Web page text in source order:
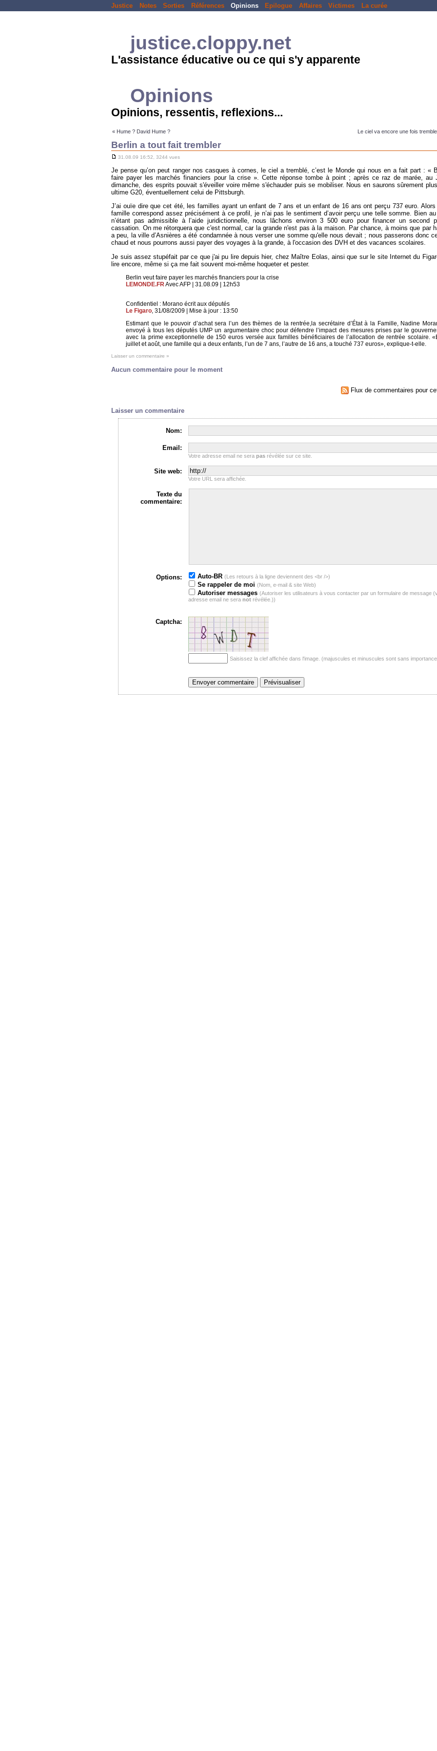
Justice Notes Sorties Références Opinions Epilogue Affaires Victimes La curée
justice.cloppy.net
L'assistance éducative ou ce qui s'y apparente
Opinions
Opinions, ressentis, reflexions...
« Hume ? David Hume ? Le ciel va encore une fois
Berlin a tout fait trembler
31.08.09 16:52, 3244 vues
Je pense qu’on peut ranger nos casques à cornes, le ciel a tremblé, c’est le Monde qui nous en a fait part : «
faire payer les marchés financiers pour la crise ». Cette réponse tombe à point ; après ce raz de marée, au
dimanche, des esprits pouvait s'éveiller voire même s'échauder puis se mobiliser. Nous en saurons sûrement
ultime G20, éventuellement celui de Pittsburgh.
J’ai ouïe dire que cet été, les familles ayant un enfant de 7 ans et un enfant de 16 ans ont perçu 737 euro. Alors
famille correspond assez précisément à ce profil, je n’ai pas le sentiment d’avoir perçu une telle somme. Bien
n’étant pas admissible à l’aide juridictionnelle, nous lâchons environ 3 500 euro pour financer un second
cassation. On me rétorquera que c'est normal, car la grande n'est pas à la maison. Par chance, à moins que par
a peu, la ville d’Asnières a été condamnée à nous verser une somme qu'elle nous devait ; nous passerons donc
chaud et nous pourrons aussi payer des voyages à la grande, à l'occasion des DVH et des vacances scolaires.
Je suis assez stupéfait par ce que j'ai pu lire depuis hier, chez Maître Eolas, ainsi que sur le site Internet du
lire encore, même si ça me fait souvent moi-même hoqueter et pester.
Berlin veut faire payer les marchés financiers pour la crise
LEMONDE.FRAvec AFP | 31.08.09 | 12h53
Confidentiel : Morano écrit aux députés
Le Figaro, 31/08/2009 | Mise à jour : 13:50
Estimant que le pouvoir d’achat sera l’un des thèmes de la rentrée,la secrétaire d’État à la Famille, Nadine
envoyé à tous les députés UMP un argumentaire choc pour défendre l’impact des mesures prises par le
avec la prime exceptionnelle de 150 euros versée aux familles bénéficiaires de l’allocation de rentrée scolaire.
juillet et août, une famille qui a deux enfants, l’un de 7 ans, l’autre de 16 ans, a touché 737 euros», explique-t-elle.
Laisser un commentaire »
Aucun commentaire pour le moment
Flux de commentaires pour
Laisser un commentaire
Nom:
Email:
Votre adresse email ne serapas révélée sur ce site.
Site web:
Votre URL sera affichée.
Texte du
commentaire:
Options: Auto-BR (Les retours à la ligne deviennent des <br />)
Se rappeler de moi (Nom, e-mail & site Web)
Autoriser messages (Autoriser les utilisateurs à vous contacter par un formulaire de message
adresse email ne seranot révélée.))
Captcha:
Saisissez la clef affichée dans l'image. (majuscules et minuscules sont sans